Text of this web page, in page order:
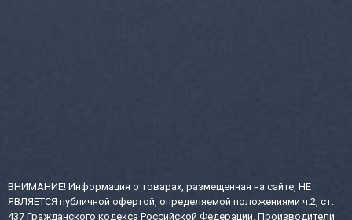
ВНИМАНИЕ! Информация о товарах, размещенная на сайте, НЕ
ЯВЛЯЕТСЯ публичной офертой, определяемой положениями ч.2, ст.
437 Гражданского кодекса Российской Федерации. Производители